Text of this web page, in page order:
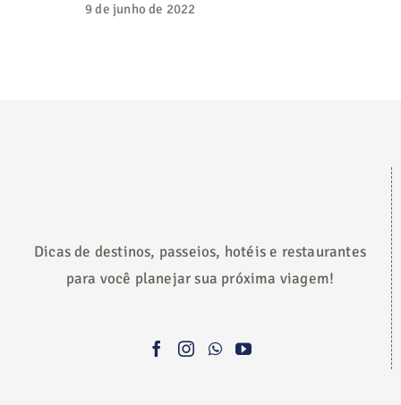
9 de junho de 2022
Dicas de destinos, passeios, hotéis e restaurantes
para você planejar sua próxima viagem!